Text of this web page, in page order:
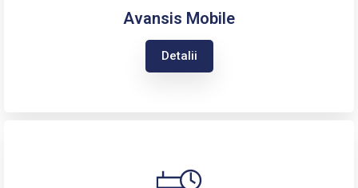
Avansis Mobile
Detalii